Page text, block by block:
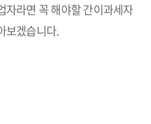
자라면 꼭 해야할 간이과세자
보겠습니다.